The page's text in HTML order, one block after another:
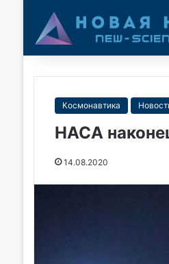
Космонавтика
НАСА
14.08.2020